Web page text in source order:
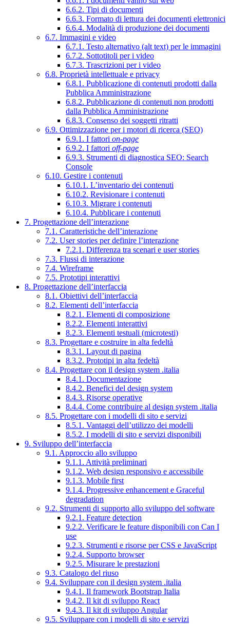
6.6.2. Tipi di documenti
6.6.3. Formato di lettura dei documenti elettronici
6.6.4. Modalità di produzione dei documenti
6.7. Immagini e video
6.7.1. Testo alternativo (alt text) per le immagini
6.7.2. Sottotitoli per i video
6.7.3. Trascrizioni per i video
6.8. Proprietà intellettuale e privacy
6.8.1. Pubblicazione di contenuti prodotti dalla
Pubblica Amministrazione
6.8.2. Pubblicazione di contenuti non prodotti
dalla Pubblica Amministrazione
6.8.3. Consenso dei soggetti ritratti
6.9. Ottimizzazione per i motori di ricerca (SEO)
6.9.1. I fattori on-page
6.9.2. I fattori off-page
6.9.3. Strumenti di diagnostica SEO: Search
Console
6.10. Gestire i contenuti
6.10.1. L’inventario dei contenuti
6.10.2. Revisionare i contenuti
6.10.3. Migrare i contenuti
6.10.4. Pubblicare i contenuti
7. Progettazione dell’interazione
7.1. Caratteristiche dell’interazione
7.2. User stories per definire l’interazione
7.2.1. Differenza tra scenari e user stories
7.3. Flussi di interazione
7.4. Wireframe
7.5. Prototipi interattivi
8. Progettazione dell’interfaccia
8.1. Obiettivi dell’interfaccia
8.2. Elementi dell’interfaccia
8.2.1. Elementi di composizione
8.2.2. Elementi interattivi
8.2.3. Elementi testuali (microtesti)
8.3. Progettare e costruire in alta fedeltà
8.3.1. Layout di pagina
8.3.2. Prototipi in alta fedeltà
8.4. Progettare con il design system .italia
8.4.1. Documentazione
8.4.2. Benefici del design system
8.4.3. Risorse operative
8.4.4. Come contribuire al design system .italia
8.5. Progettare con i modelli di sito e servizi
8.5.1. Vantaggi dell’utilizzo dei modelli
8.5.2. I modelli di sito e servizi disponibili
9. Sviluppo dell’interfaccia
9.1. Approccio allo sviluppo
9.1.1. Attività preliminari
9.1.2. Web design responsivo e accessibile
9.1.3. Mobile first
9.1.4. Progressive enhancement e Graceful
degradation
9.2. Strumenti di supporto allo sviluppo del software
9.2.1. Feature detection
9.2.2. Verificare le feature disponibili con Can I
use
9.2.3. Strumenti e risorse per CSS e JavaScript
9.2.4. Supporto browser
9.2.5. Misurare le prestazioni
9.3. Catalogo del riuso
9.4. Sviluppare con il design system .italia
9.4.1. Il framework Bootstrap Italia
9.4.2. Il kit di sviluppo React
9.4.3. Il kit di sviluppo Angular
9.5. Sviluppare con i modelli di sito e servizi